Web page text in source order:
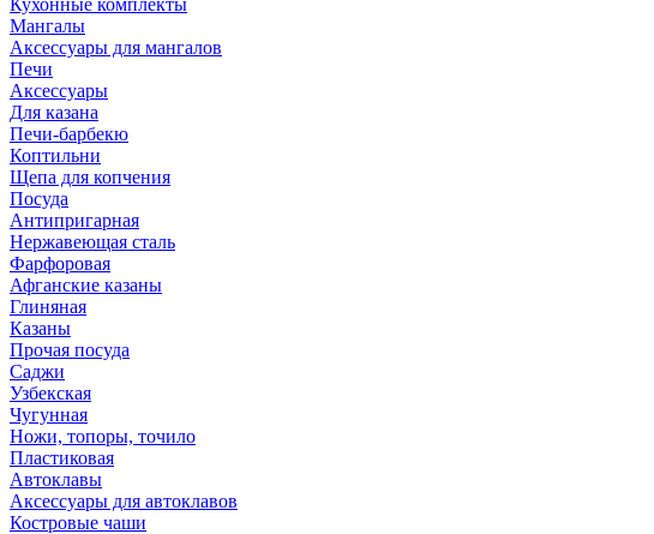
Кухонные комплекты
Мангалы
Аксессуары для мангалов
Печи
Аксессуары
Для казана
Печи-барбекю
Коптильни
Щепа для копчения
Посуда
Антипригарная
Нержавеющая сталь
Фарфоровая
Афганские казаны
Глиняная
Казаны
Прочая посуда
Саджи
Узбекская
Чугунная
Ножи, топоры, точило
Пластиковая
Автоклавы
Аксессуары для автоклавов
Костровые чаши